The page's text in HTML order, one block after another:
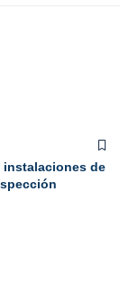
instalaciones de